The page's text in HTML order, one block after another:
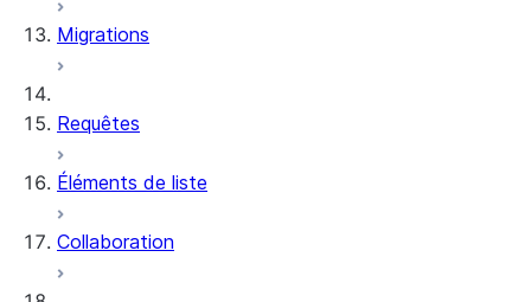
Tables dynamiques
DCM Projects
Projets dbt sur Snowflake
Migrations
Requêtes
Éléments de liste
Collaboration